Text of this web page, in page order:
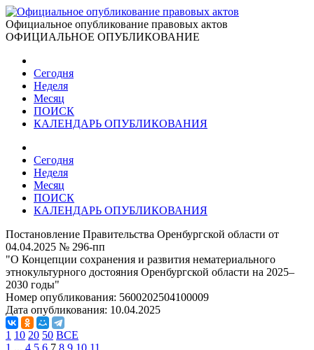
Официальное опубликование правовых актов
ОФИЦИАЛЬНОЕ ОПУБЛИКОВАНИЕ
Сегодня
Неделя
Месяц
ПОИСК
КАЛЕНДАРЬ ОПУБЛИКОВАНИЯ
Сегодня
Неделя
Месяц
ПОИСК
КАЛЕНДАРЬ ОПУБЛИКОВАНИЯ
Постановление Правительства Оренбургской области от
04.04.2025 № 296-пп
"О Концепции сохранения и развития нематериального
этнокультурного достояния Оренбургской области на 2025–
2030 годы"
Номер опубликования: 5600202504100009
Дата опубликования: 10.04.2025
1 10 20 50 ВСЕ
1 ... 4 5 6 7 8 9 10 11